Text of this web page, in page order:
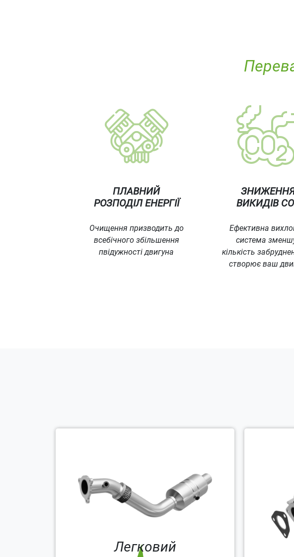
ПЛАВНИЙ
РОЗПОДІЛ ЕНЕРГІЇ
Очищення призводить до
всебічного збільшення
пвідужності двигуна
ВИКИДІВ
Ефективна
система
кількість
створює ваш
Легковий